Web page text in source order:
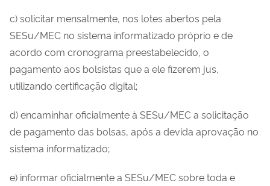
c) solicitar mensalmente, nos lotes abertos pela
SESu/MEC no sistema informatizado próprio e de
acordo com cronograma preestabelecido, o
pagamento aos bolsistas que a ele fizerem jus,
utilizando certificação digital;
d) encaminhar oficialmente à SESu/MEC a solicitação
de pagamento das bolsas, após a devida aprovação no
sistema informatizado;
e) informar oficialmente a SESu/MEC sobre toda e